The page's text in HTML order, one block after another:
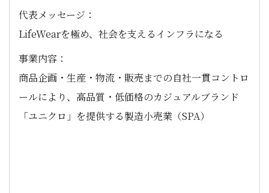
代表メッセージ：
LifeWearを極め、社会を支えるインフラになる
事業内容：
商品企画・生産・物流・販売までの自社一貫コントロ
ールにより、高品質・低価格のカジュアルブランド
「ユニクロ」を提供する製造小売業（SPA）